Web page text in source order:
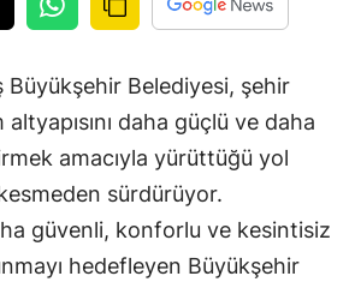
Büyükşehir Belediyesi, şehir
altyapısını daha güçlü ve daha
amacıyla yürüttüğü yol
kesmeden sürdürüyor.
güvenli, konforlu ve kesintisiz
hedefleyen Büyükşehir